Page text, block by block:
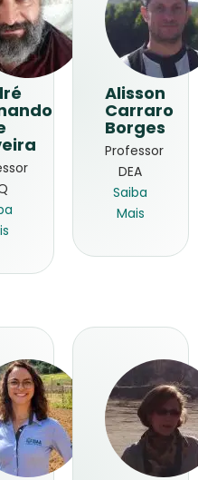
Alisson
Carraro
Borges
Professor
DEA
Saiba
Mais